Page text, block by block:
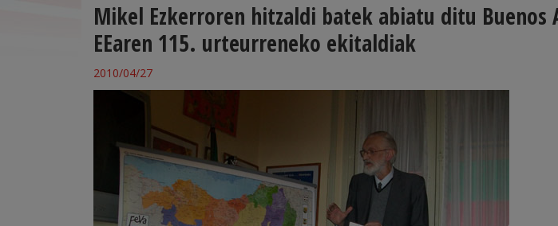
Mikel Ezkerroren hitzaldi batek abiatu ditu Buenos
EEaren 115. urteurreneko ekitaldiak
2010/04/27